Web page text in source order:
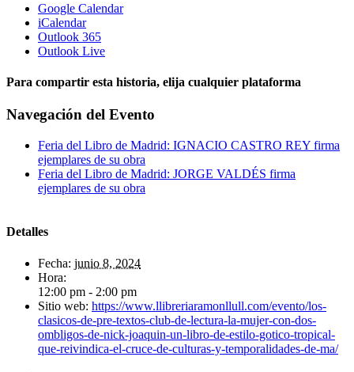
Google Calendar
iCalendar
Outlook 365
Outlook Live
Para compartir esta historia, elija cualquier plataforma
Facebook
X
Reddit
LinkedIn
WhatsApp
Telegram
Tumblr
Pinterest
Vk
Xing
Email
Navegación del Evento
Feria del Libro de Madrid: IGNACIO CASTRO REY firma
ejemplares de su obra
Feria del Libro de Madrid: JORGE VALDÉS firma
ejemplares de su obra
Detalles
Fecha: junio 8, 2024
Hora:
12:00 pm - 2:00 pm
Sitio web: https://www.llibreriaramonllull.com/evento/los-
clasicos-de-pre-textos-club-de-lectura-la-mujer-con-dos-
ombligos-de-nick-joaquin-un-libro-de-estilo-gotico-tropical-
que-reivindica-el-cruce-de-culturas-y-temporalidades-de-ma/